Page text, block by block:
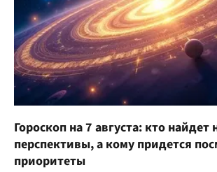
Гороскоп на 7 августа: кто найдет
перспективы, а кому придется
приоритеты